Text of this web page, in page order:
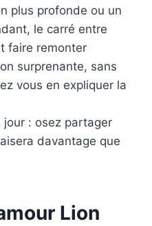
plus profonde ou un
le carré entre
faire remonter
surprenante, sans
vous en expliquer la
: osez partager
davantage que
Lion